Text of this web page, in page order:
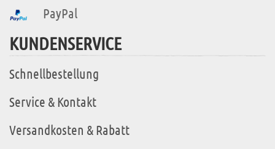
PayPal
KUNDENSERVICE
Schnellbestellung
Service & Kontakt
Versandkosten & Rabatt